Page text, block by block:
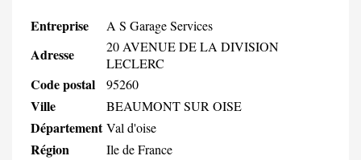
Entreprise A S Garage Services
Adresse
20 AVENUE DE LA DIVISION
LECLERC
Code postal 95260
Ville BEAUMONT SUR OISE
Département Val d'oise
Région Ile de France